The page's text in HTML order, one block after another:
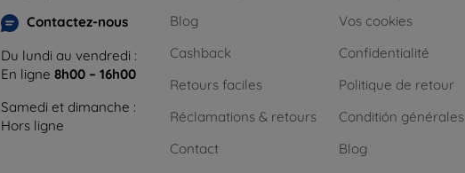
Contactez-nous
Du lundi au vendredi :
En ligne 8h00 – 16h00
Samedi et dimanche :
Hors ligne
Blog
Cashback
Retours faciles
Réclamations & retours
Contact
Vos cookies
Confidentialité
Politique de retour
Conditión générales
Blog